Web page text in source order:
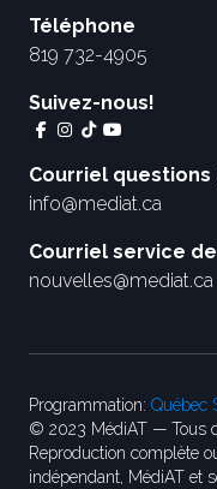
Téléphone
819 732-4905
Suivez-nous!
Courriel
info@mediat.ca
Courriel service
nouvelles@mediat.ca
Programmation: Québec
© 2023 MédiAT — Tous
Reproduction complète
indépendant, MédiAT et